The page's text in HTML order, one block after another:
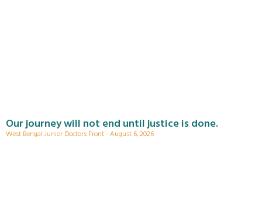
Our journey will not end until justice is done.
West Bengal Junior Doctors Front August 6, 2026